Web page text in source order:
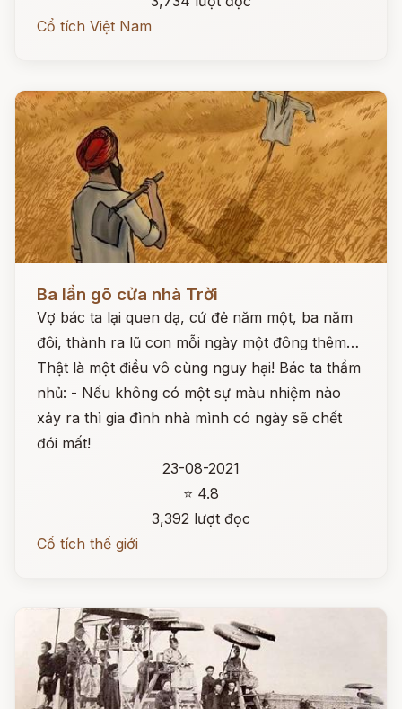
Cổ tích Việt Nam
Đọc ngay
Ba lần gõ cửa nhà Trời
Vợ bác ta lại quen dạ, cứ đẻ năm một, ba năm
đôi, thành ra lũ con mỗi ngày một đông thêm…
Thật là một điều vô cùng nguy hại! Bác ta thầm
nhủ: - Nếu không có một sự màu nhiệm nào
xảy ra thì gia đình nhà mình có ngày sẽ chết
đói mất!
23-08-2021
⭐ 4.8
3,392 lượt đọc
Cổ tích thế giới